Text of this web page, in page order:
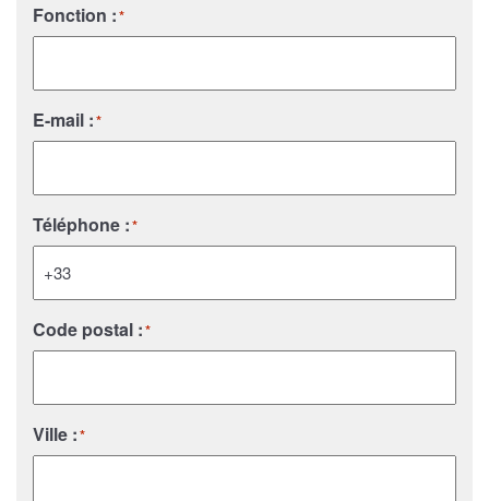
Fonction :*
E-mail :*
Téléphone :*
Code postal :*
Ville :*